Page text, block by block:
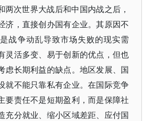
两次世界大战后和中国内战之后，
济，直接创办国有企业。其原因不
战争动乱导致市场失败的现实需
灵活多变、易于创新的优点，但也
虑长期利益的缺点。地区发展、国
就不能只靠私有企业。在国际竞争
要责任不是短期盈利，而是保障社
充分就业、缩小区域差距、应付国